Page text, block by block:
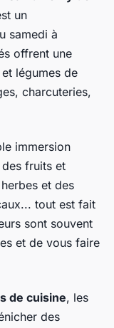
un
samedi à
offrent une
légumes de
charcuteries,
immersion
fruits et
et des
tout est fait
sont souvent
et de vous faire
de cuisine, les
des